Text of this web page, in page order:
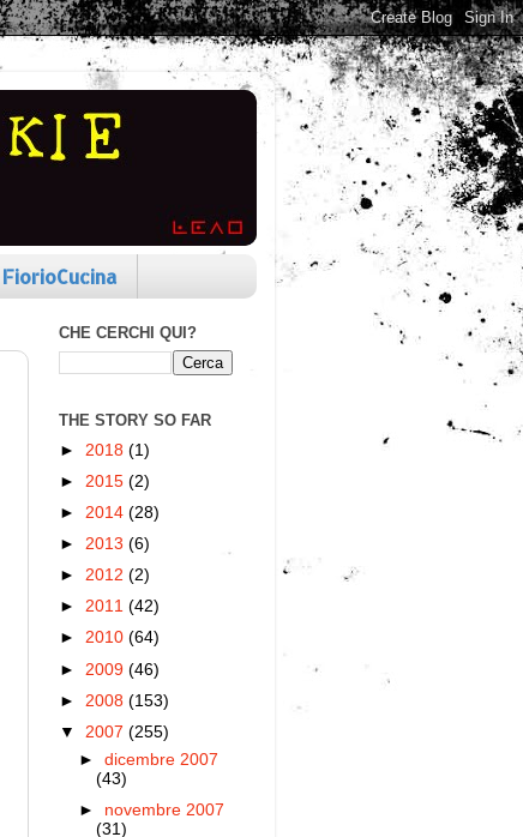
FiorioCucina
CHE CERCHI QUI?
THE STORY SO FAR
► 2018 (1)
► 2015 (2)
► 2014 (28)
► 2013 (6)
► 2012 (2)
► 2011 (42)
► 2010 (64)
► 2009 (46)
► 2008 (153)
▼ 2007 (255)
►dicembre 2007
(43)
► novembre 2007
(31)